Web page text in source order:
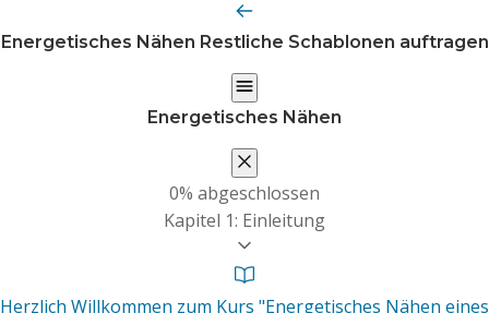
Energetisches Nähen Restliche Schablonen auftragen
Energetisches Nähen
0% abgeschlossen
Kapitel 1: Einleitung
Herzlich Willkommen zum Kurs "Energetisches Nähen eines